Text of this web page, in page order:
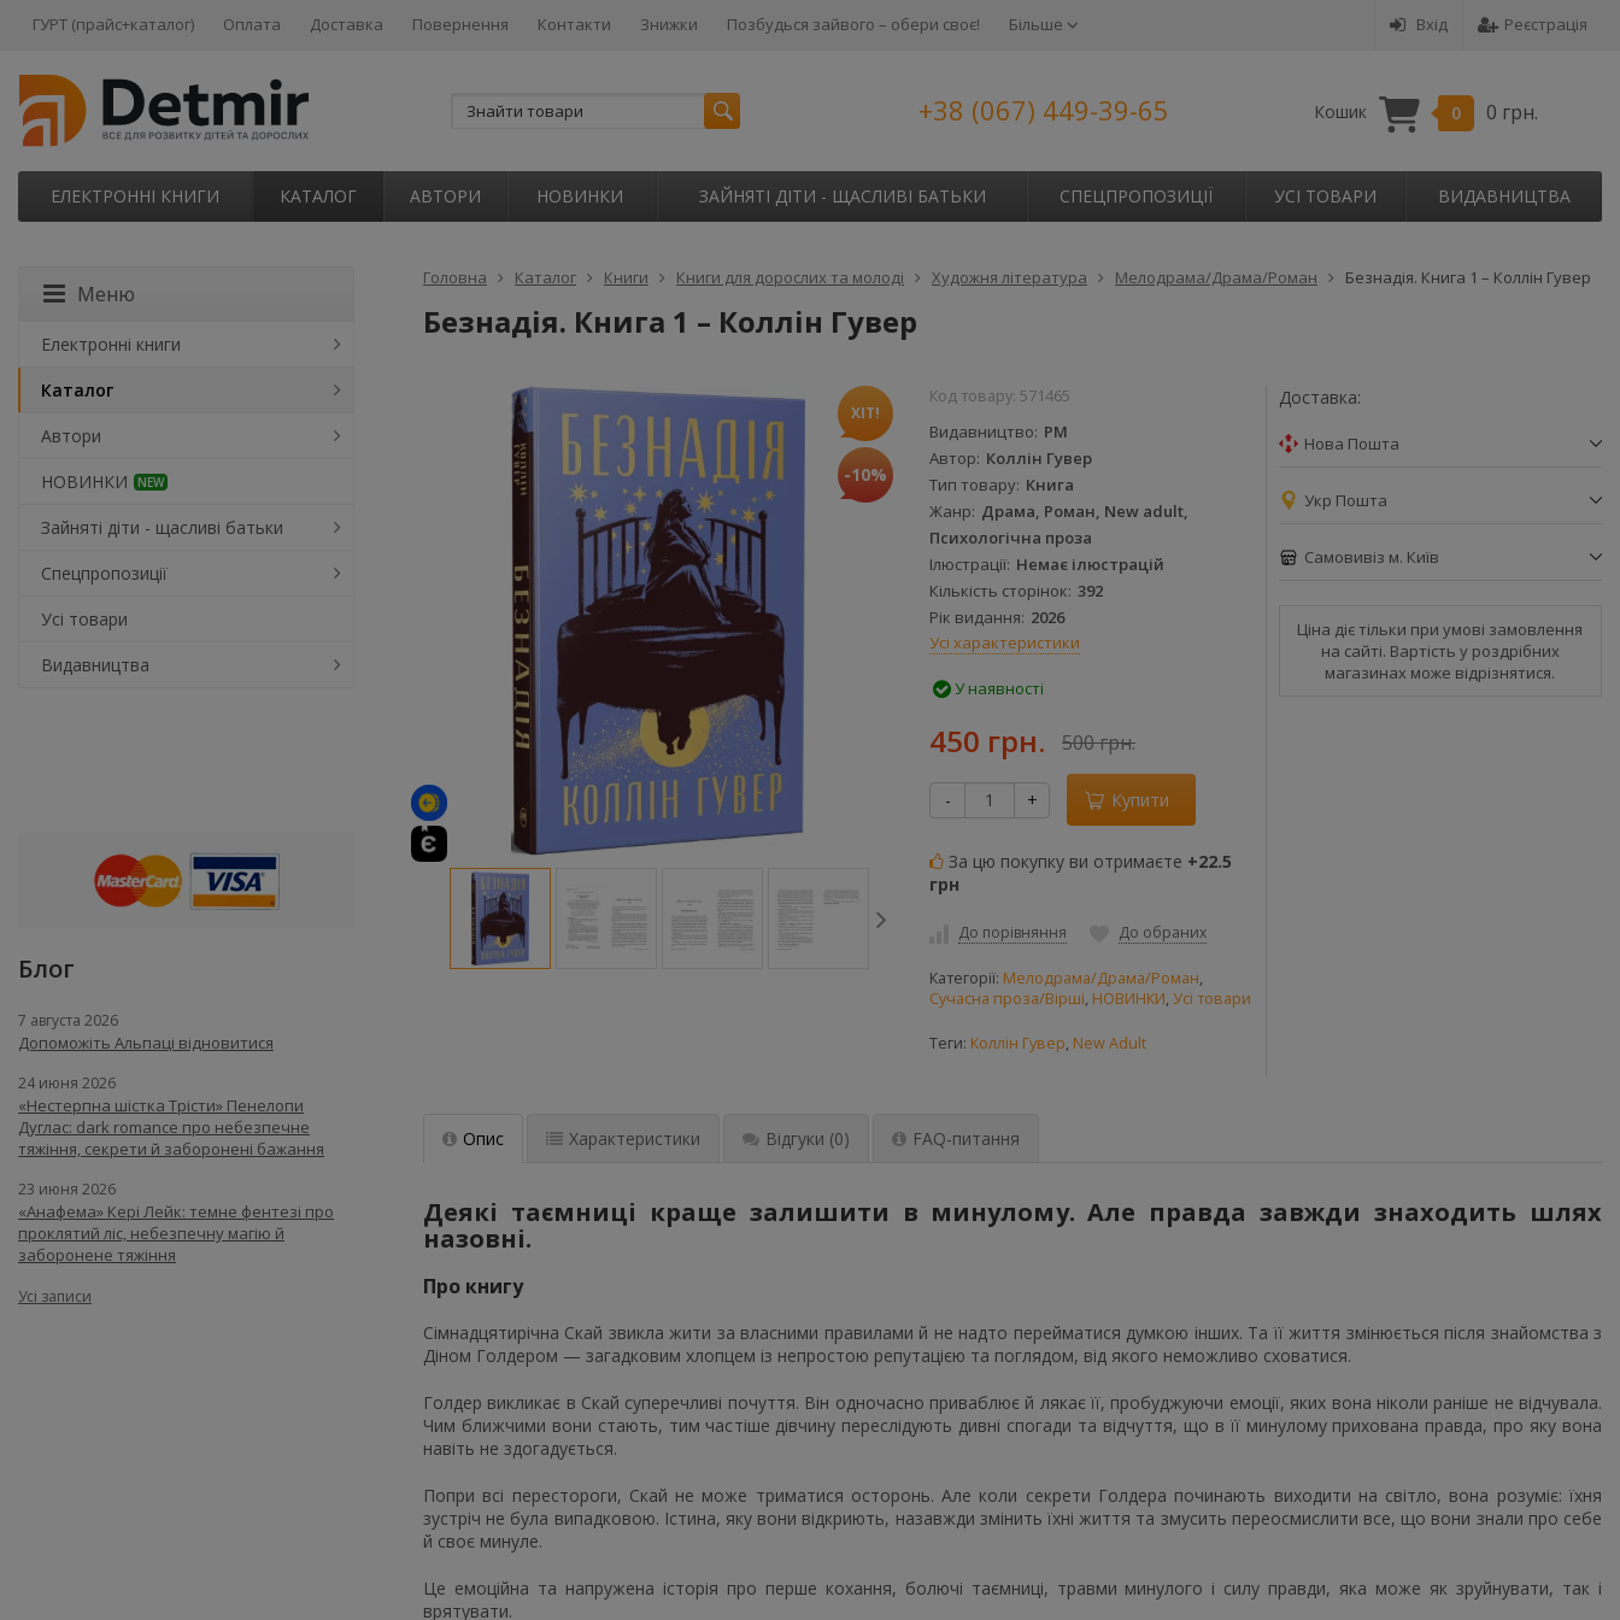
Вхід Реєстрація
ГУРТ (прайс+каталог) Оплата Доставка Повернення Контакти Знижки Позбудься зайвого – обери своє! Більше
+38 (067) 449-39-65 Кошик 0 0 грн.
ЕЛЕКТРОННІ КНИГИ КАТАЛОГ АВТОРИ НОВИНКИ ЗАЙНЯТІ ДІТИ - ЩАСЛИВІ БАТЬКИ СПЕЦПРОПОЗИЦІЇ УСІ ТОВАРИ ВИДАВНИЦТВА
Головна Каталог Книги Книги для дорослих та молоді Художня література Мелодрама/Драма/Роман Безнадія. Книга 1 – Коллін Гувер
Безнадія. Книга 1 – Коллін Гувер
ХІТ!
-10%
Код товару: 571465
Видавництво РМ
Автор Коллін Гувер
Тип товару Книга
Жанр Драма, Роман, New adult,
Психологічна проза
Ілюстрації Немає ілюстрацій
Кількість сторінок 392
Рік видання 2026
Усі характеристики
У наявності
450 грн. 500 грн.
- + Купити
За цю покупку ви отримаєте +22.5
грн
До порівняння До обраних
Категорії: Мелодрама/Драма/Роман,
Сучасна проза/Вірші, НОВИНКИ, Усі товари
Теги: Коллін Гувер, New Adult
Доставка:
Нова Пошта
Укр Пошта
Самовивіз м. Київ
Ціна діє тільки при умові замовлення
на сайті. Вартість у роздрібних
магазинах може відрізнятися.
Опис Характеристики Відгуки (0) FAQ-питання
Деякі таємниці краще залишити в минулому. Але правда завжди знаходить шлях
назовні.
Про книгу
Сімнадцятирічна Скай звикла жити за власними правилами й не надто перейматися думкою інших. Та її життя змінюється після знайомства з
Діном Голдером — загадковим хлопцем із непростою репутацією та поглядом, від якого неможливо сховатися.
Голдер викликає в Скай суперечливі почуття. Він одночасно приваблює й лякає її, пробуджуючи емоції, яких вона ніколи раніше не відчувала.
Чим ближчими вони стають, тим частіше дівчину переслідують дивні спогади та відчуття, що в її минулому прихована правда, про яку вона
навіть не здогадується.
Попри всі перестороги, Скай не може триматися осторонь. Але коли секрети Голдера починають виходити на світло, вона розуміє: їхня
зустріч не була випадковою. Істина, яку вони відкриють, назавжди змінить їхні життя та змусить переосмислити все, що вони знали про себе
й своє минуле.
Це емоційна та напружена історія про перше кохання, болючі таємниці, травми минулого і силу правди, яка може як зруйнувати, так і
врятувати.
Меню
Електронні книги
Каталог
Автори
НОВИНКИ
NEW
Зайняті діти - щасливі батьки
Спецпропозиції
Усі товари
Видавництва
Блог
7 августа 2026
Допоможіть Альпаці відновитися
24 июня 2026
«Нестерпна шістка Трісти» Пенелопи
Дуглас: dark romance про небезпечне
тяжіння, секрети й заборонені бажання
23 июня 2026
«Анафема» Кері Лейк: темне фентезі про
проклятий ліс, небезпечну магію й
заборонене тяжіння
Усі записи